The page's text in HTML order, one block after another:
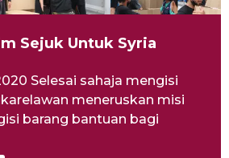
Sejuk Untuk Syria
Selesai sahaja mengisi
meneruskan misi
barang bantuan bagi